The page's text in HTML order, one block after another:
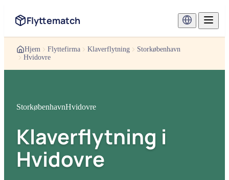
Flyttematch
Hjem Flyttefirma Klaverflytning
Storkøbenhavn
Hvidovre
StorkøbenhavnHvidovre
Klaverflytning i
Hvidovre